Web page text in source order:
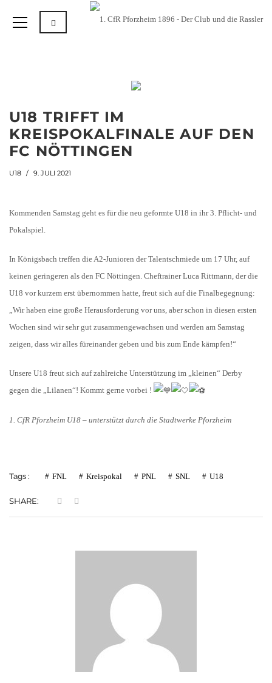
U18 TRIFFT IM
KREISPOKALFINALE AUF DEN
FC NÖTTINGEN
U18 9. JULI 2021
Kommenden Samstag geht es für die neu geformte U18 in ihr 3. Pflicht- und
Pokalspiel.
In Königsbach treffen die A2-Junioren der Talentschmiede um 17 Uhr, auf
keinen geringeren als den FC Nöttingen. Cheftrainer Luca Rittmann, der die
U18 vor kurzem erst übernommen hatte, freut sich auf die Finalbegegnung:
„Wir haben eine große Herausforderung vor uns, aber schon in diesen ersten
Wochen sind wir sehr gut zusammengewachsen und werden am Samstag
zeigen, dass wir alles füreinander geben und bis zum Ende kämpfen!“
Unsere U18 freut sich auf zahlreiche Unterstützung im „kleinen“ Derby
gegen die „Lilanen“! Kommt gerne vorbei !
1. CfR Pforzheim U18 – unterstützt durch die Stadtwerke Pforzheim
Tags : FNL Kreispokal PNL SNL U18
SHARE: